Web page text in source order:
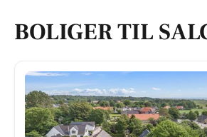
BOLIGER TIL